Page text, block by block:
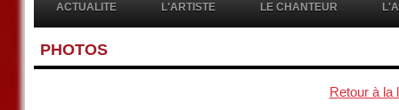
ACTUALITE L'ARTISTE LE CHANTEUR
PHOTOS
Retour à la